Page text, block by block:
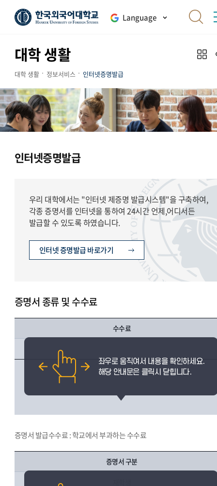
Language
대학 생활
대학 생활 정보서비스 인터넷증명발급
인터넷증명발급
우리 대학에서는 "인터넷 제증명 발급시스템"을 구축하여,
각종 증명서를 인터넷을 통하여 24시간 언제,어디서든
발급할 수 있도록 하였습니다.
인터넷 증명발급 바로가기
증명서 종류 및 수수료
수수료
증명서 발급수수료 : 학교에서 부과하는 수수료
증명서 구분